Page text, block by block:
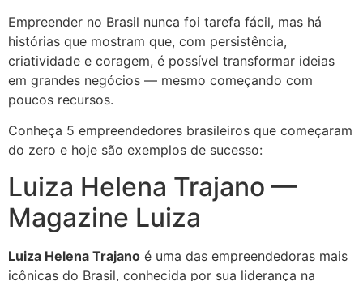
Empreender no Brasil nunca foi tarefa fácil, mas há
histórias que mostram que, com persistência,
criatividade e coragem, é possível transformar ideias
em grandes negócios — mesmo começando com
poucos recursos.
Conheça 5 empreendedores brasileiros que começaram
do zero e hoje são exemplos de sucesso:
Luiza Helena Trajano —
Magazine Luiza
Luiza Helena Trajano é uma das empreendedoras mais
icônicas do Brasil, conhecida por sua liderança na